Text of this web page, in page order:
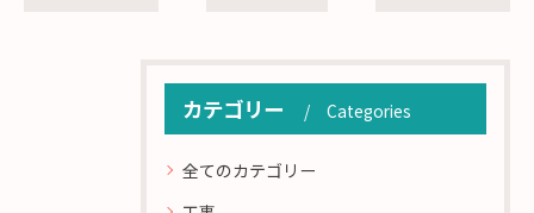
カテゴリー Categories
全てのカテゴリー